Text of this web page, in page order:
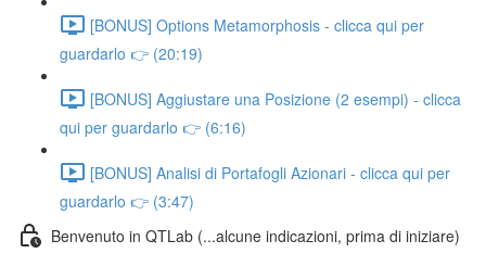
[BONUS] Options Metamorphosis - clicca qui per
guardarlo 👉 (20:19)
[BONUS] Aggiustare una Posizione (2 esempi) - clicca
qui per guardarlo 👉 (6:16)
[BONUS] Analisi di Portafogli Azionari - clicca qui per
guardarlo 👉 (3:47)
Benvenuto in QTLab (...alcune indicazioni, prima di iniziare)